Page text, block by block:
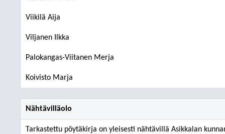
Viikilä Aija
Viljanen Ilkka
Palokangas-Viitanen Merja
Koivisto Marja
Nähtävilläolo
Tarkastettu pöytäkirja on yleisesti nähtävillä Asikkalan